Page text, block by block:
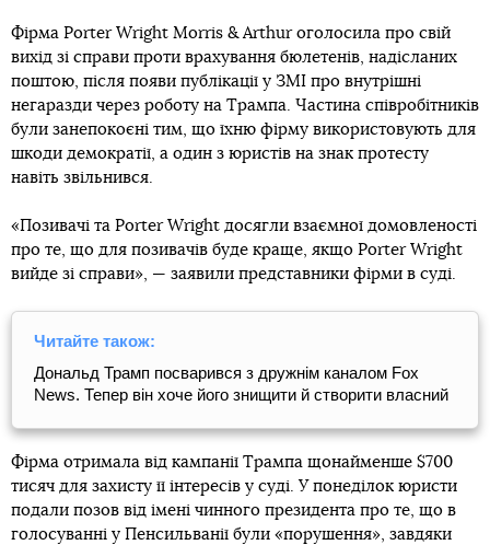
Фірма Porter Wright Morris & Arthur оголосила про свій
вихід зі справи проти врахування бюлетенів, надісланих
поштою, після появи публікації у ЗМІ про внутрішні
негаразди через роботу на Трампа. Частина співробітників
були занепокоєні тим, що їхню фірму використовують для
шкоди демократії, а один з юристів на знак протесту
навіть звільнився.
«Позивачі та Porter Wright досягли взаємної домовленості
про те, що для позивачів буде краще, якщо Porter Wright
вийде зі справи», — заявили представники фірми в суді.
Читайте також:
Дональд Трамп посварився з дружнім каналом Fox
News. Тепер він хоче його знищити й створити власний
Фірма отримала від кампанії Трампа щонайменше $700
тисяч для захисту її інтересів у суді. У понеділок юристи
подали позов від імені чинного президента про те, що в
голосуванні у Пенсильванії були «порушення», завдяки